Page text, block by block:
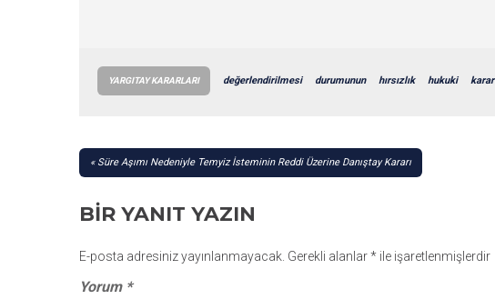
YARGITAY KARARLARI değerlendirilmesi durumunun hırsızlık hukuki karar
YAZI
Süre Aşımı Nedeniyle Temyiz İsteminin Reddi Üzerine Danıştay Kararı
BIR YANIT YAZIN
E-posta adresiniz yayınlanmayacak. Gerekli alanlar* ile işaretlenmişlerdir
Yorum *